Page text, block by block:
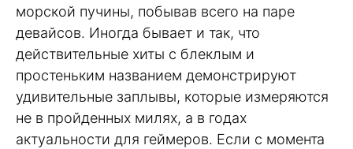
морской пучины, побывав всего на паре
девайсов. Иногда бывает и так, что
действительные хиты с блеклым и
простеньким названием демонстрируют
удивительные заплывы, которые измеряются
не в пройденных милях, а в годах
актуальности для геймеров. Если с момента